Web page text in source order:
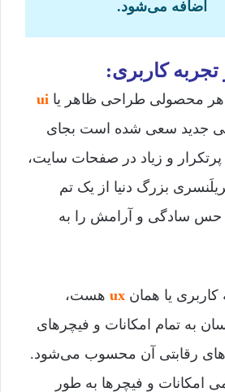
اضافه می‌شود.
کاربری:
هر محصولی طراحی ظاهر یا ui
جدید سعی شده است بجای
پرتکرار و زیاد در صفحات سایت،
بزرگ دنیا از یک تم
حس سادگی و آرامش را به
یا همان ux هست،
به تمام امکانات و فیچرهای
رقابتی آن محسوب می‌شود.
امکانات و فیچرها به طور